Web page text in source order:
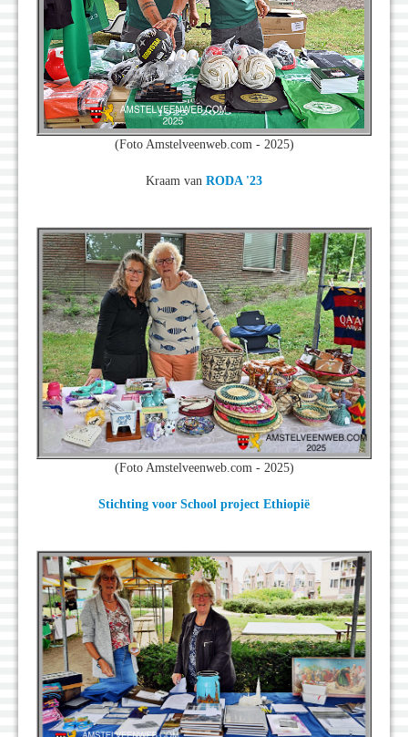
(Foto Amstelveenweb.com - 2025)
Kraam van RODA '23
(Foto Amstelveenweb.com - 2025)
Stichting voor School project Ethiopië